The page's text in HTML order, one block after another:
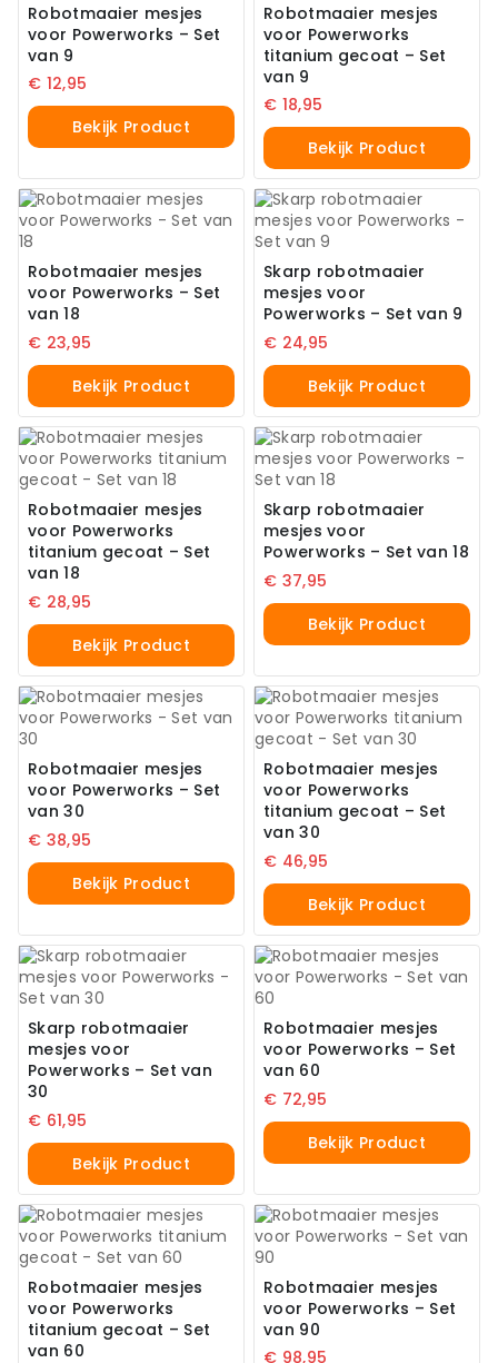
Robotmaaier mesjes
voor Powerworks – Set
van 9
€ 12,95
Bekijk Product
Robotmaaier mesjes
voor Powerworks
titanium gecoat – Set
van 9
€ 18,95
Bekijk Product
Robotmaaier mesjes
voor Powerworks – Set
van 18
€ 23,95
Bekijk Product
Skarp robotmaaier
mesjes voor
Powerworks – Set van 9
€ 24,95
Bekijk Product
Robotmaaier mesjes
voor Powerworks
titanium gecoat – Set
van 18
€ 28,95
Bekijk Product
Skarp robotmaaier
mesjes voor
Powerworks – Set van 18
€ 37,95
Bekijk Product
Robotmaaier mesjes
voor Powerworks – Set
van 30
€ 38,95
Bekijk Product
Robotmaaier mesjes
voor Powerworks
titanium gecoat – Set
van 30
€ 46,95
Bekijk Product
Skarp robotmaaier
mesjes voor
Powerworks – Set van
30
€ 61,95
Bekijk Product
Robotmaaier mesjes
voor Powerworks – Set
van 60
€ 72,95
Bekijk Product
Robotmaaier mesjes
voor Powerworks
titanium gecoat – Set
van 60
Robotmaaier mesjes
voor Powerworks – Set
van 90
€ 98,95